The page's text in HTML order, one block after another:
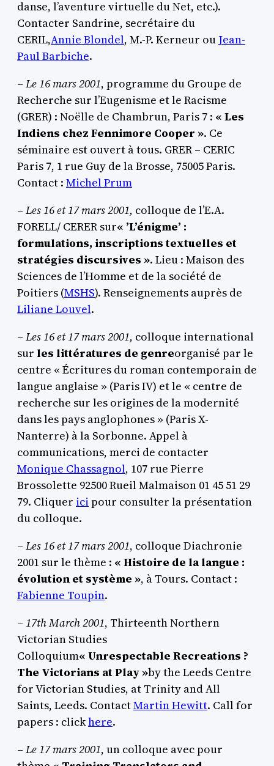
danse, l’aventure virtuelle du Net, etc.).
Contacter Sandrine, secrétaire du
CERIL,Annie Blondel, M.-P. Kerneur ou Jean-
Paul Barbiche.
– Le 16 mars 2001, programme du Groupe de
Recherche sur l’Eugenisme et le Racisme
(GRER) : Noëlle de Chambrun, Paris 7 : « Les
Indiens chez Fennimore Cooper ». Ce
séminaire est ouvert à tous. GRER – CERIC
Paris 7, 1 rue Guy de la Brosse, 75005 Paris.
Contact : Michel Prum
– Les 16 et 17 mars 2001, colloque de l’E.A.
FORELL/ CERER sur« ’L’énigme’ :
formulations, inscriptions textuelles et
stratégies discursives ». Lieu : Maison des
Sciences de l’Homme et de la société de
Poitiers (MSHS). Renseignements auprès de
Liliane Louvel.
– Les 16 et 17 mars 2001, colloque international
sur les littératures de genreorganisé par le
centre « Écritures du roman contemporain de
langue anglaise » (Paris IV) et le « centre de
recherche sur les origines de la modernité
dans les pays anglophones » (Paris X-
Nanterre) à la Sorbonne. Appel à
communications, merci de contacter
Monique Chassagnol, 107 rue Pierre
Brossolette 92500 Rueil Malmaison 01 45 51 29
79. Cliquer ici pour consulter la présentation
du colloque.
– Les 16 et 17 mars 2001, colloque Diachronie
2001 sur le thème : « Histoire de la langue :
évolution et système », à Tours. Contact :
Fabienne Toupin.
– 17th March 2001, Thirteenth Northern
Victorian Studies
Colloquium« Unrespectable Recreations ?
The Victorians at Play »by the Leeds Centre
for Victorian Studies, at Trinity and All
Saints, Leeds. ContactMartin Hewitt. Call for
papers : clickhere.
– Le 17 mars 2001, un colloque avec pour